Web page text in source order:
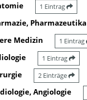
1 Eintrag
Pharmazeutika
Medizin 1 Eintrag
1 Eintrag
2 Einträge
Angiologie